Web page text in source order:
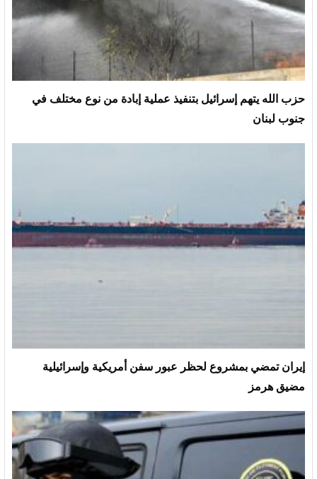
حزب الله يتهم إسرائيل بتنفيذ عملية إبادة من نوع مختلف في
جنوب لبنان
إيران تمضي بمشروع لحظر عبور سفن أمريكية وإسرائيلية
مضيق هرمز